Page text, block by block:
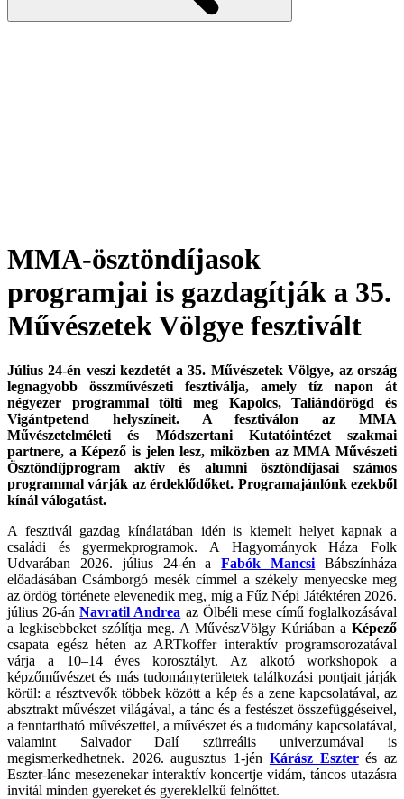
MMA-ösztöndíjasok
programjai is gazdagítják a 35.
Művészetek Völgye fesztivált
Július 24-én veszi kezdetét a 35. Művészetek Völgye, az ország
legnagyobb összművészeti fesztiválja, amely tíz napon át
négyezer programmal tölti meg Kapolcs, Taliándörögd és
Vigántpetend helyszíneit. A fesztiválon az MMA
Művészetelméleti és Módszertani Kutatóintézet szakmai
partnere, a Képező is jelen lesz, miközben az MMA Művészeti
Ösztöndíjprogram aktív és alumni ösztöndíjasai számos
programmal várják az érdeklődőket. Programajánlónk ezekből
kínál válogatást.
A fesztivál gazdag kínálatában idén is kiemelt helyet kapnak a
családi és gyermekprogramok. A Hagyományok Háza Folk
Udvarában 2026. július 24-én aFabók Mancsi Bábszínháza
előadásában Csámborgó mesék címmel a székely menyecske meg
az ördög története elevenedik meg, míg a Fűz Népi Játéktéren 2026.
július 26-ánNavratil Andrea az Ölbéli mese című foglalkozásával
a legkisebbeket szólítja meg. A MűvészVölgy Kúriában a Képező
csapata egész héten az ARTkoffer interaktív programsorozatával
várja a 10–14 éves korosztályt. Az alkotó workshopok a
képzőművészet és más tudományterületek találkozási pontjait járják
körül: a résztvevők többek között a kép és a zene kapcsolatával, az
absztrakt művészet világával, a tánc és a festészet összefüggéseivel,
a fenntartható művészettel, a művészet és a tudomány kapcsolatával,
valamint Salvador Dalí szürreális univerzumával is
megismerkedhetnek. 2026. augusztus 1-jén Kárász Eszterés az
Eszter-lánc mesezenekar interaktív koncertje vidám, táncos utazásra
invitál minden gyereket és gyereklelkű felnőttet.